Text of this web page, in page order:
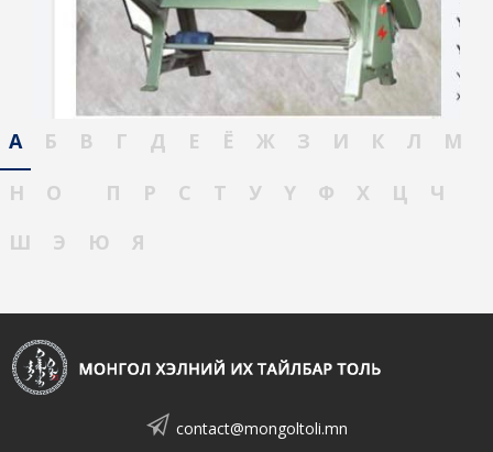
А Б В Г Д Е Ё Ж З И К Л
М
Н
О П Р С Т У Ү Ф Х Ц
Ч
Ш
Э Ю Я
contact@mongoltoli.mn